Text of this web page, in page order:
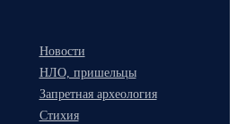
Новости
НЛО, пришельцы
Запретная археология
Стихия